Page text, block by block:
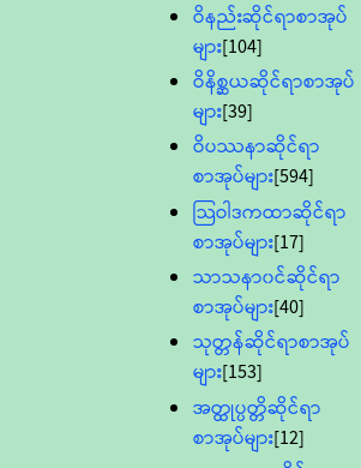
ဝိနည်းဆိုင်ရာစာအုပ်
များ[104]
ဝိနိစ္ဆယဆိုင်ရာစာအုပ်
များ[39]
ဝိပဿနာဆိုင်ရာ
စာအုပ်များ[594]
သြဝါဒကထာဆိုင်ရာ
စာအုပ်များ[17]
သာသနာ၀င်ဆိုင်ရာ
စာအုပ်များ[40]
သုတ္တန်ဆိုင်ရာစာအုပ်
များ[153]
အတ္ထုပ္ပတ္တိဆိုင်ရာ
စာအုပ်များ[12]